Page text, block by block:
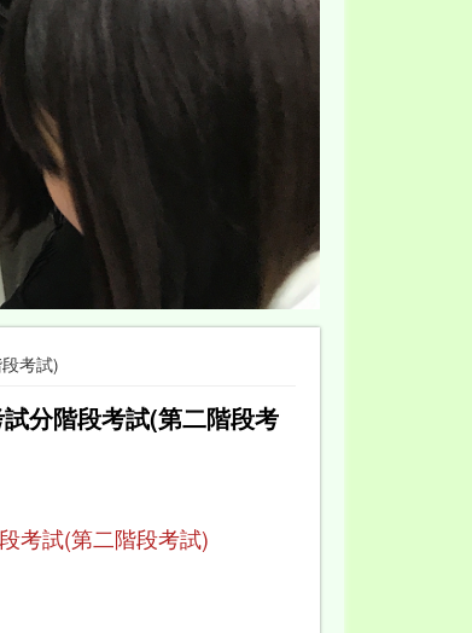
考試)
分階段考試(第二階段考
考試(第二階段考試)